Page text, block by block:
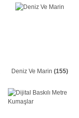
Deniz Ve Marin (155)